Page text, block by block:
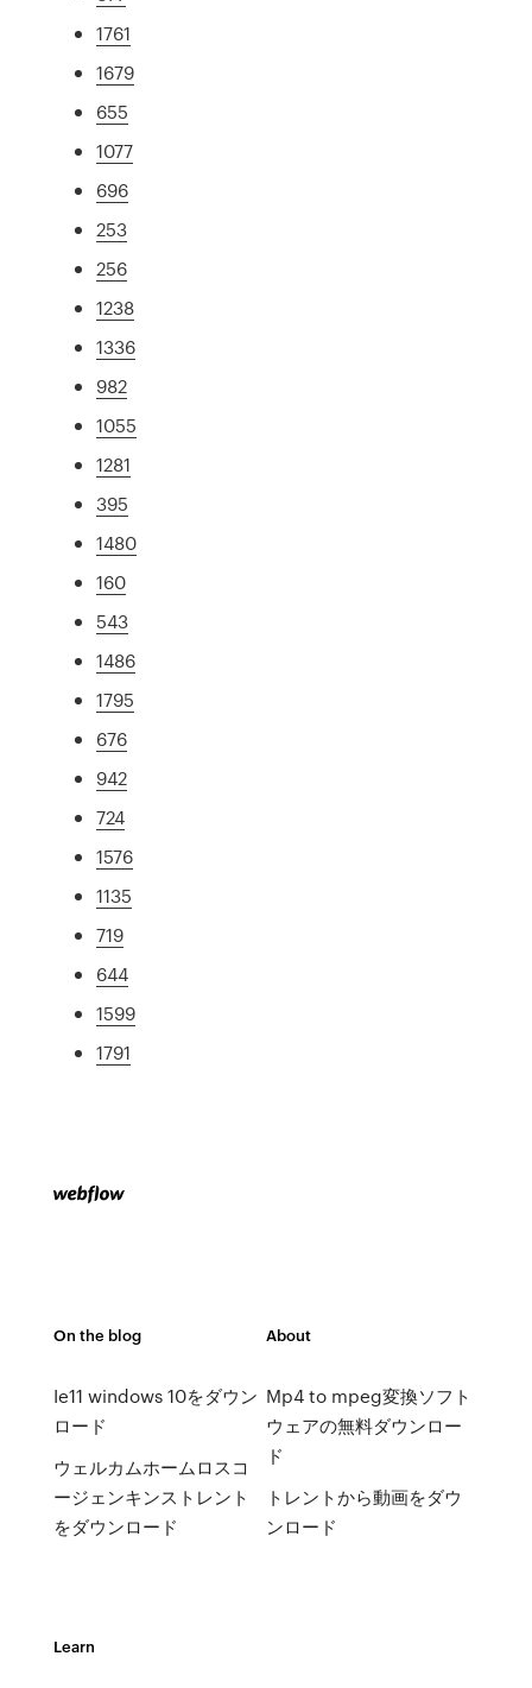
1761
1679
655
1077
696
253
256
1238
1336
982
1055
1281
395
1480
160
543
1486
1795
676
942
724
1576
1135
719
644
1599
1791
On the blog
Ie11 windows 10をダウン
ロード
ウェルカムホームロスコ
ージェンキンストレント
をダウンロード
About
Mp4 to mpeg変換ソフト
ウェアの無料ダウンロー
ド
トレントから動画をダウ
ンロード
Learn